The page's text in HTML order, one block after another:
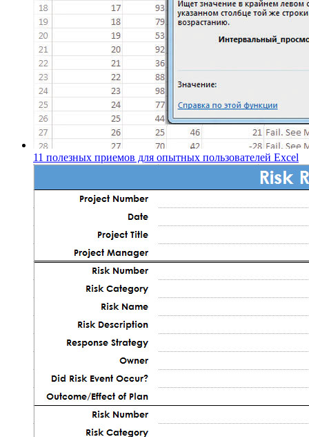
11 полезных приемов для опытных пользователей Excel